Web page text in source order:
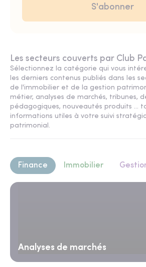
Les secteurs couverts par Club
Sélectionnez la catégorie qui vous
les derniers contenus publiés dans les
de l'immobilier et de la gestion
métier, analyses de marchés, tribunes,
pédagogiques, nouveautés produits ...
informations utiles à votre suivi
patrimonial.
Finance Immobilier
Analyses de marchés